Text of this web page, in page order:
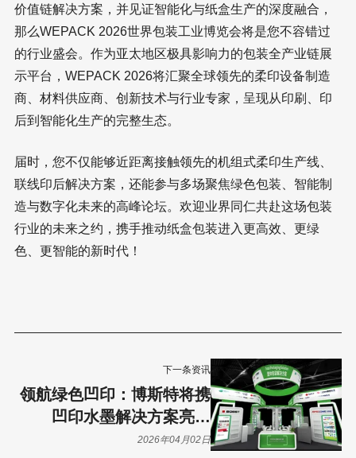
价值链解决方案，并见证智能化与纸盒生产的深度融合，
那么WEPACK 2026世界包装工业博览会将是您不容错过
的行业盛会。作为亚太地区极具影响力的包装全产业链展
示平台，WEPACK 2026将汇聚全球领先的柔印设备制造
商、材料供应商、创新技术与行业专家，呈现从印刷、印
后到智能化生产的完整生态。
届时，您不仅能够近距离接触领先的机组式柔印生产线、
联线印后解决方案，还能参与多场聚焦绿色包装、智能制
造与数字化未来的高峰论坛。欢迎业界同仁共赴这场包装
行业的未来之约，携手推动纸盒包装进入更高效、更绿
色、更智能的新时代！
下一条资讯
领航绿色凹印：博斯特将携
凹印水墨解决方案亮相
PACKCON 2026！
2026年04月02日